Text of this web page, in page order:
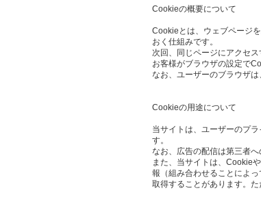
Cookieの概要について
Cookieとは、ウェブページ
おく仕組みです。
次回、同じページにアクセ
お客様がブラウザの設定で
なお、ユーザーのブラウザ
Cookieの用途について
当サイトは、ユーザーのプ
す。
なお、広告の配信は第三者
また、当サイトは、Cookie
報（組み合わせることによ
取得することがあります。